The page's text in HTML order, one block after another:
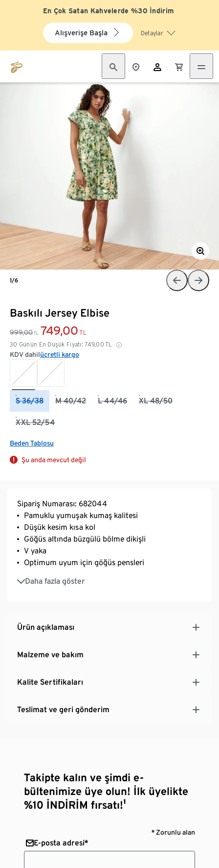
En Çok Satan Kahvelerde %30 İndirim
Alışverişe Başla Detaylar
Baskılı Jersey Elbise
999,00 TL 749,00 TL
30 Günün En Düşük Fiyatı: 749,00 TL
KDV dahilücretli kargo
S 36/38 M 40/42 L 44/46 XL 48/50
XXL 52/54
Beden Tablosu
Şu anda mevcut değil
1/6
Sipariş Numarası: 682044
Pamuklu yumuşak kumaş kalitesi
Düşük kesim kısa kol
Göğüs altında büzgülü bölme dikişli
V yaka
Optimum uyum için göğüs pensleri
Daha fazla göster
Tamamı baskılı yazlık
Ürün açıklaması
Malzeme ve bakım
Kalite Sertifikaları
Teslimat ve geri gönderim
Takipte kalın ve şimdi e-
bültenimize üye olun! İlk üyelikte
%10 İNDİRİM fırsatı!¹
* Zorunlu alan
E-posta adresi*